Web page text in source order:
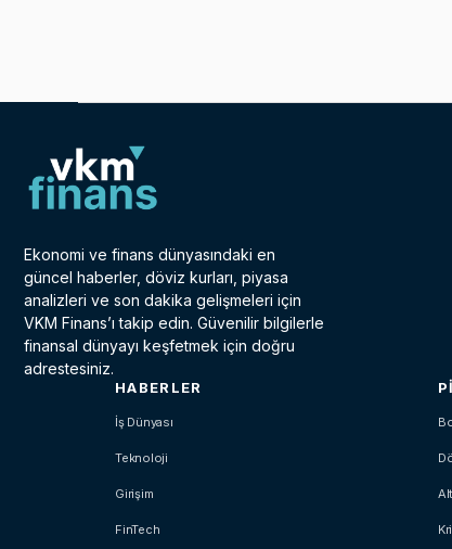
Ekonomi ve finans dünyasındaki en
güncel haberler, döviz kurları, piyasa
analizleri ve son dakika gelişmeleri için
VKM Finans’ı takip edin. Güvenilir bilgilerle
finansal dünyayı keşfetmek için doğru
adrestesiniz.
HABERLER
İş Dünyası
Teknoloji
Girişim
FinTech